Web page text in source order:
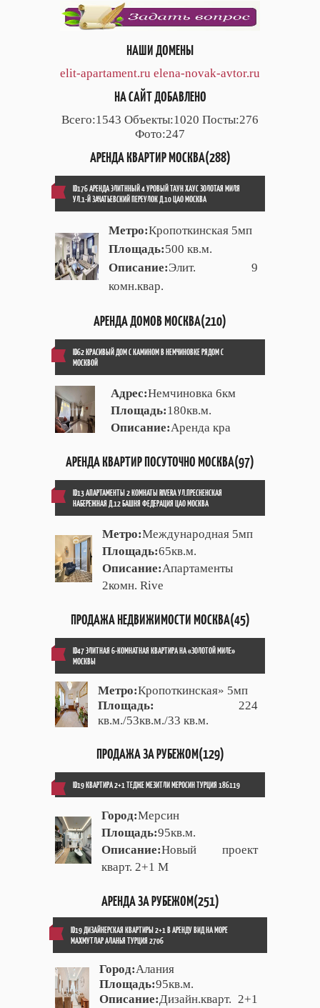
НАШИ ДОМЕНЫ
elit-apartament.ru elena-novak-avtor.ru
НА САЙТ ДОБАВЛЕНО
Всего:1543 Объекты:1020 Посты:276
Фото:247
АРЕНДА КВАРТИР МОСКВА(288)
ID176 АРЕНДА ЭЛИТННЫЙ 4 УРОВЫЙ ТАУН ХАУС ЗОЛОТАЯ МИЛЯ
УЛ.1-Й ЗАЧАТЬЕВСКИЙ ПЕРЕУЛОК Д.10 ЦАО МОСКВА
Метро:Кропоткинская 5мп
Площадь:500 кв.м.
Описание:Элит. 9
комн.квар.
АРЕНДА ДОМОВ МОСКВА(210)
ID62 КРАСИВЫЙ ДОМ С КАМИНОМ В НЕМЧИНОВКЕ РЯДОМ С
МОСКВОЙ
Адрес:Немчиновка 6км
Площадь:180кв.м.
Описание:Аренда кра
АРЕНДА КВАРТИР ПОСУТОЧНО МОСКВА(97)
ID13 АПАРТАМЕНТЫ 2 КОМНАТЫ RIVERA УЛ.ПРЕСНЕНСКАЯ
НАБЕРЕЖНАЯ Д.12 БАШНЯ ФЕДЕРАЦИЯ ЦАО МОСКВА
Метро:Международная 5мп
Площадь:65кв.м.
Описание:Апартаменты
2комн. Rive
ПРОДАЖА НЕДВИЖИМОСТИ МОСКВА(45)
ID47 ЭЛИТНАЯ 6-КОМНАТНАЯ КВАРТИРА НА «ЗОЛОТОЙ МИЛЕ»
МОСКВЫ
Метро:Кропоткинская» 5мп
Площадь:
224
кв.м./53кв.м./33 кв.м.
ПРОДАЖА ЗА РУБЕЖОМ(129)
ID19 КВАРТИРА 2+1 ТЕДЖЕ МЕЗИТЛИ МЕРОСИН ТУРЦИЯ 186119
Город:Мерсин
Площадь:95кв.м.
Описание:Новый проект
кварт. 2+1 М
АРЕНДА ЗА РУБЕЖОМ(251)
ID19 ДИЗАЙНЕРСКАЯ КВАРТИРЫ 2+1 В АРЕНДУ ВИД НА МОРЕ
МАХМУТЛАР АЛАНЬЯ ТУРЦИЯ 2706
Город:Алания
Площадь:95кв.м.
Описание: Дизайн.кварт. 2+1